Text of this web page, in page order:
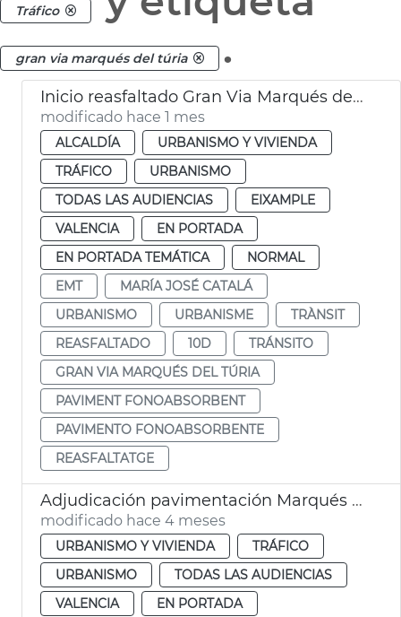
Tráfico
gran via marqués del túria .
Inicio reasfaltado Gran Via Marqués del Túria
modificado hace 1 mes
ALCALDÍA
URBANISMO Y VIVIENDA
TRÁFICO
URBANISMO
TODAS LAS AUDIENCIAS
EIXAMPLE
VALENCIA
EN PORTADA
EN PORTADA TEMÁTICA
NORMAL
EMT
MARÍA JOSÉ CATALÁ
URBANISMO
URBANISME
TRÀNSIT
REASFALTADO
10D
TRÁNSITO
GRAN VIA MARQUÉS DEL TÚRIA
PAVIMENT FONOABSORBENT
PAVIMENTO FONOABSORBENTE
REASFALTATGE
Adjudicación pavimentación Marqués del Turia y calles de València
modificado hace 4 meses
URBANISMO Y VIVIENDA
TRÁFICO
URBANISMO
TODAS LAS AUDIENCIAS
VALENCIA
EN PORTADA